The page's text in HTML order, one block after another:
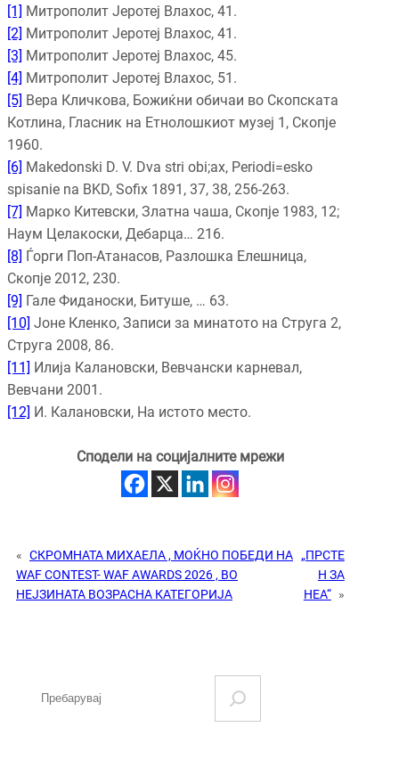
[1] Митрополит Јеротеј Влахос, 41.
[2] Митрополит Јеротеј Влахос, 41.
[3] Митрополит Јеротеј Влахос, 45.
[4] Митрополит Јеротеј Влахос, 51.
[5] Вера Кличкова, Божиќни обичаи во Скопската
Котлина, Гласник на Етнолошкиот музеј 1, Скопје
1960.
[6] Makedonski D. V. Dva stri obi;ax, Periodi=esko
spisanie na BKD, Sofix 1891, 37, 38, 256-263.
[7] Марко Китевски, Златна чаша, Скопје 1983, 12;
Наум Целакоски, Дебарца… 216.
[8] Ѓорги Поп-Атанасов, Разлошка Елешница,
Скопје 2012, 230.
[9] Гале Фиданоски, Битуше, … 63.
[10] Јоне Кленко, Записи за минатото на Струга 2,
Струга 2008, 86.
[11] Илија Калановски, Вевчански карневал,
Вевчани 2001.
[12] И. Калановски, На истото место.
Сподели на социјалните мрежи
« СКРОМНАТА МИХАЕЛА , МОЌНО ПОБЕДИ НА
WAF CONTEST- WAF AWARDS 2026 , ВО
НЕЈЗИНАТА ВОЗРАСНА КАТЕГОРИЈА
„ПРСТЕ
Н ЗА
НЕА“ »